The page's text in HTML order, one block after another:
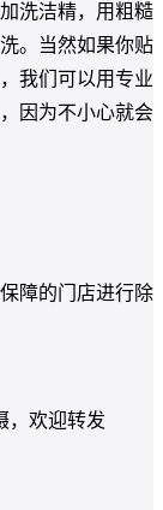
洗洁精，用粗糙
。当然如果你贴
我们可以用专业
因为不小心就会
障的门店进行除
，欢迎转发